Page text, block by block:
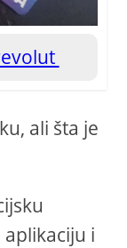
ali šta je
i